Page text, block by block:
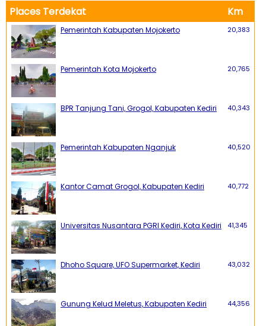
Places Terdekat Km
Pemerintah Kabupaten Mojokerto 20,383
Pemerintah Kota Mojokerto 20,765
BPR Tanjung Tani, Grogol, Kabupaten Kediri 40,343
Pemerintah Kabupaten Nganjuk 40,520
Kantor Camat Grogol, Kabupaten Kediri 40,772
Universitas Nusantara PGRI Kediri, Kota Kediri 41,345
Dhoho Square, UFO Supermarket, Kediri 43,032
Gunung Kelud Meletus, Kabupaten Kediri 44,356